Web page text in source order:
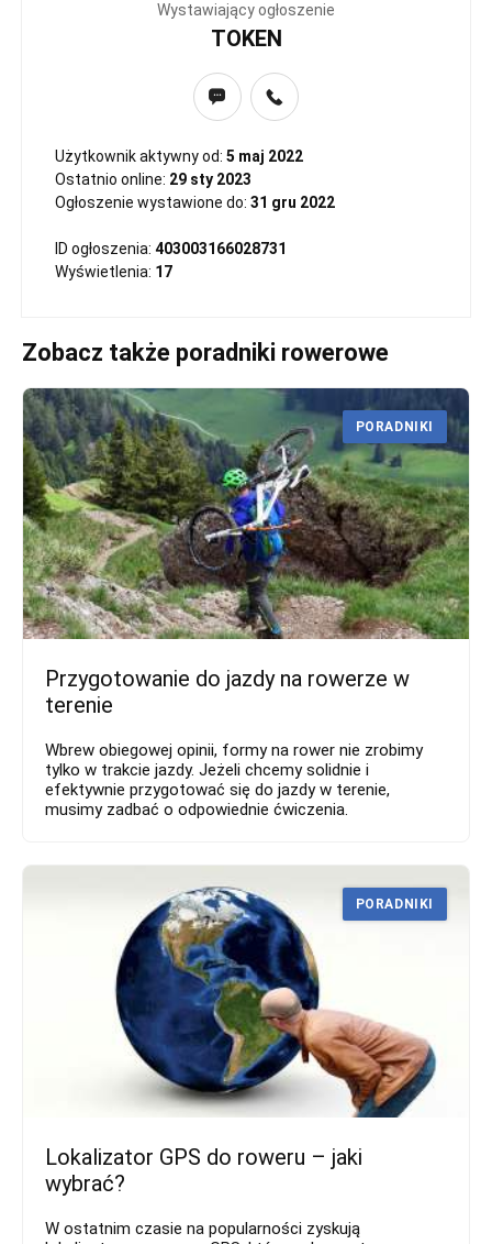
Wystawiający ogłoszenie
TOKEN
Użytkownik aktywny od: 5 maj 2022
Ostatnio online: 29 sty 2023
Ogłoszenie wystawione do: 31 gru 2022
ID ogłoszenia: 403003166028731
Wyświetlenia: 17
Zobacz także poradniki rowerowe
Przygotowanie do jazdy na rowerze w
terenie
Wbrew obiegowej opinii, formy na rower nie zrobimy
tylko w trakcie jazdy. Jeżeli chcemy solidnie i
efektywnie przygotować się do jazdy w terenie,
musimy zadbać o odpowiednie ćwiczenia.
PORADNIKI
Lokalizator GPS do roweru – jaki
wybrać?
W ostatnim czasie na popularności zyskują
PORADNIKI